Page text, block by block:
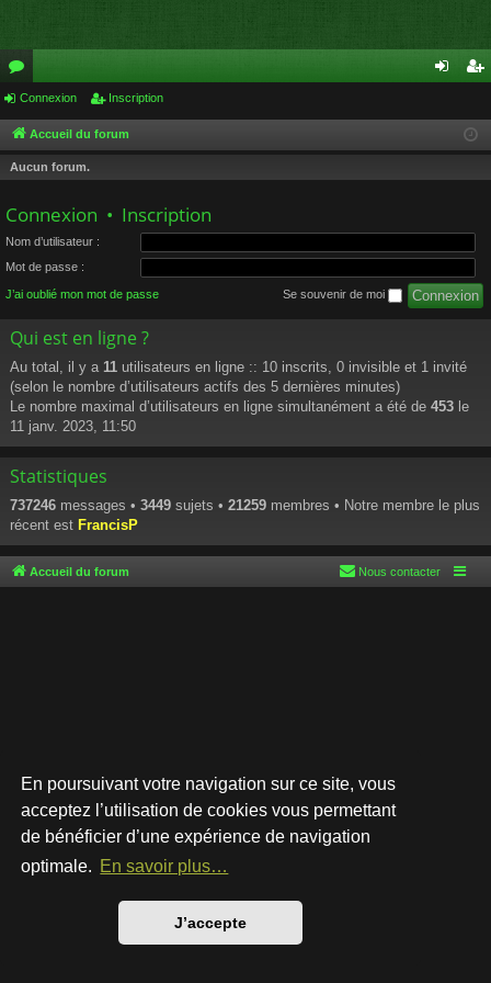
En poursuivant votre navigation sur ce site, vous
acceptez l’utilisation de cookies vous permettant
de bénéficier d’une expérience de navigation
optimale. En savoir plus…
J’accepte
or
u
m
cri
Connexion Inscription
Accueil du forum
Aucun forum.
Connexion • Inscription
Nom d’utilisateur :
Mot de passe :
J’ai oublié mon mot de passe Se souvenir de moi
Qui est en ligne ?
Au total, il y a 11 utilisateurs en ligne :: 10 inscrits, 0 invisible et 1 invité
(selon le nombre d’utilisateurs actifs des 5 dernières minutes)
Le nombre maximal d’utilisateurs en ligne simultanément a été de 453 le
11 janv. 2023, 11:50
Statistiques
737246 messages • 3449 sujets • 21259 membres • Notre membre le plus
récent est FrancisP
Accueil du forum Nous contacter
Développé parphpBB® Forum Software © phpBB Limited
Style par
Traduction française officielle